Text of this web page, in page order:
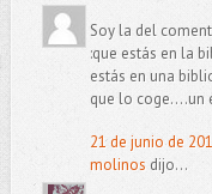
Soy la del
:que estás en la
estás en una
que lo
21 de junio de
molinos dijo...